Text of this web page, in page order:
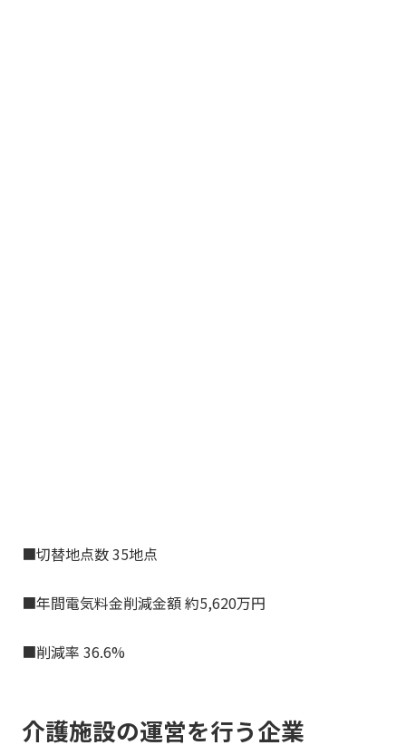
■切替地点数 35地点
■年間電気料金削減金額 約5,620万円
■削減率 36.6%
介護施設の運営を行う企業